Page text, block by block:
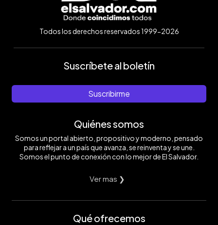
Todos los derechos reservados 1999-2026
Suscríbete al boletín
Suscribirme
Quiénes somos
Somos un portal abierto, propositivo y moderno, pensado
para reflejar a un país que avanza, se reinventa y se une.
Somos el punto de conexión con lo mejor de El Salvador.
Ver mas ❯
Qué ofrecemos